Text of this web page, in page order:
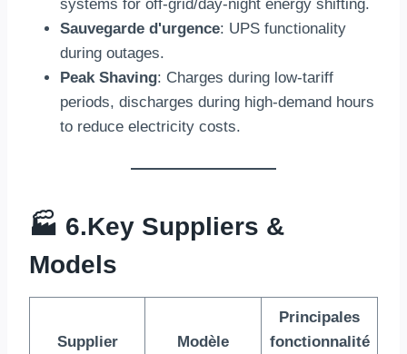
systems for off-grid/day-night energy shifting.
Sauvegarde d'urgence: UPS functionality
during outages.
Peak Shaving: Charges during low-tariff
periods, discharges during high-demand hours
to reduce electricity costs.
🏭 6.Key Suppliers &
Models
Supplier Modèle
Principales
fonctionnalité